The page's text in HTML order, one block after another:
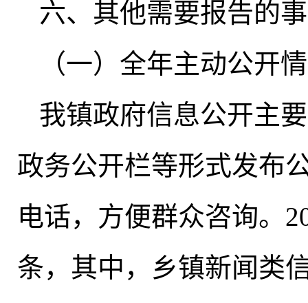
六、其他需要报告的
（一）全年主动公开
我镇政府信息公开主
政务公开栏等形式发布
电话， 方便群众咨询。
条， 其中，乡镇新闻类